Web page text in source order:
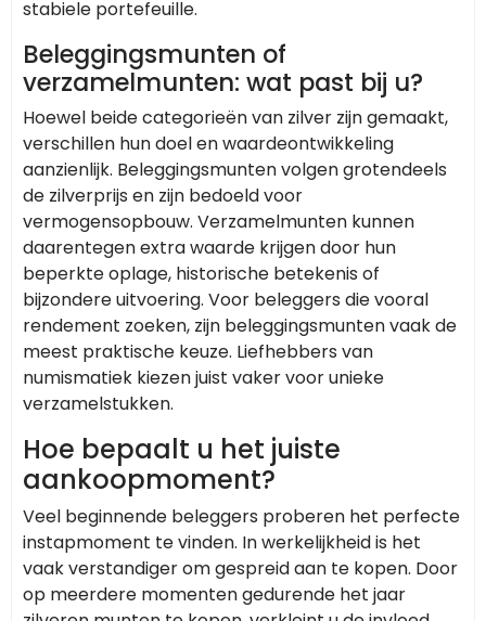
stabiele portefeuille.
Beleggingsmunten of
verzamelmunten: wat past bij u?
Hoewel beide categorieën van zilver zijn gemaakt,
verschillen hun doel en waardeontwikkeling
aanzienlijk. Beleggingsmunten volgen grotendeels
de zilverprijs en zijn bedoeld voor
vermogensopbouw. Verzamelmunten kunnen
daarentegen extra waarde krijgen door hun
beperkte oplage, historische betekenis of
bijzondere uitvoering. Voor beleggers die vooral
rendement zoeken, zijn beleggingsmunten vaak de
meest praktische keuze. Liefhebbers van
numismatiek kiezen juist vaker voor unieke
verzamelstukken.
Hoe bepaalt u het juiste
aankoopmoment?
Veel beginnende beleggers proberen het perfecte
instapmoment te vinden. In werkelijkheid is het
vaak verstandiger om gespreid aan te kopen. Door
op meerdere momenten gedurende het jaar